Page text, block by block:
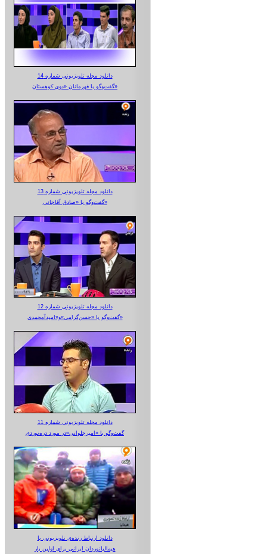
دانلود مجله تلویزیونی شماره 14
گفت‌وگو با قهرمانان «دوی کوهستان»
دانلود مجله تلویزیونی شماره 13
گفت‌وگو با «صادق آقاجانی»
دانلود مجله تلویزیونی شماره 12
گفت‌وگو با «حسن‌گرامی»و«امیدآمحمدی»
دانلود مجله تلویزیونی شماره 11
گفت‌وگو با «امیرجلوانی»در مورد دره‌نوردی
دانلود ارتباط زنده‌ی تلویزیونی‌ با
هیمالیانوردان ایرانی برای اولین بار